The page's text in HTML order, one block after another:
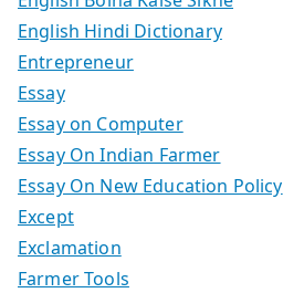
English Hindi Dictionary
Entrepreneur
Essay
Essay on Computer
Essay On Indian Farmer
Essay On New Education Policy
Except
Exclamation
Farmer Tools